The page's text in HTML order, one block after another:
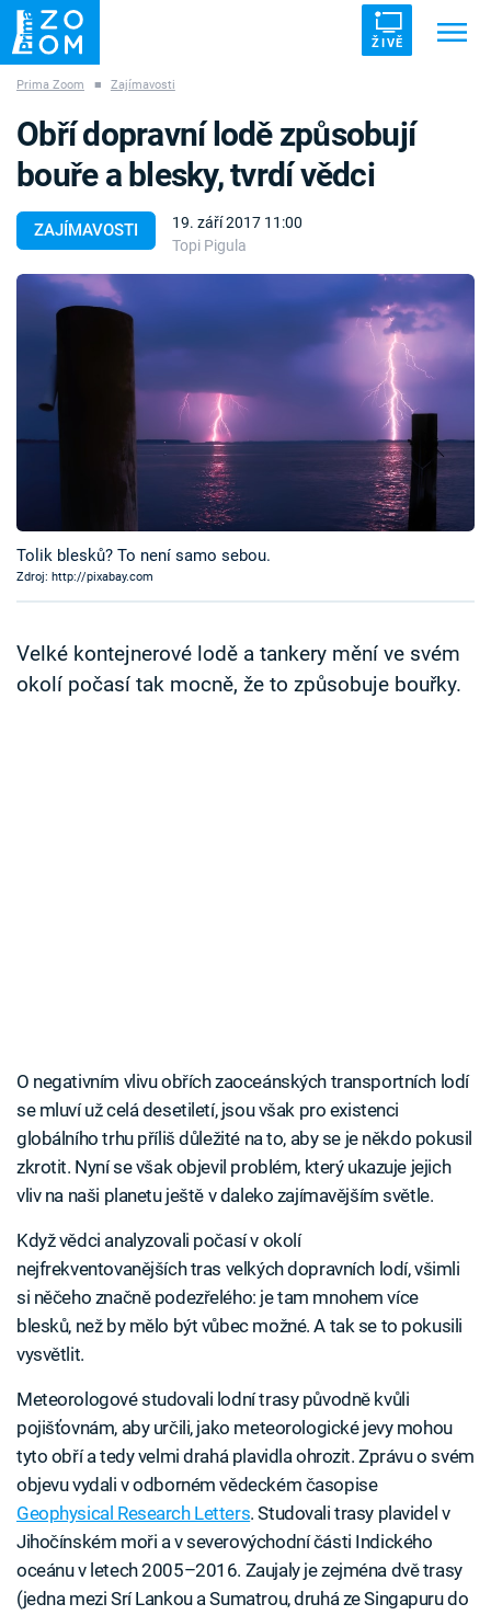
ŽIVĚ
ZÁHADY VETŘELCI DÁVNOVĚKU
Témata
Pořady
TV Program
Sledujte prima+
Prima Zoom ■ Zajímavosti
ZAJÍMAVOSTI
19. září 2017 11:00
Topi Pigula
Obří dopravní lodě způsobují
bouře a blesky, tvrdí vědci
Tolik blesků? To není samo sebou.
Zdroj: http://pixabay.com
Velké kontejnerové lodě a tankery mění ve svém
okolí počasí tak mocně, že to způsobuje bouřky.
O negativním vlivu obřích zaoceánských transportních lodí
se mluví už celá desetiletí, jsou však pro existenci
globálního trhu příliš důležité na to, aby se je někdo pokusil
zkrotit. Nyní se však objevil problém, který ukazuje jejich
vliv na naši planetu ještě v daleko zajímavějším světle.
Když vědci analyzovali počasí v okolí
nejfrekventovanějších tras velkých dopravních lodí, všimli
si něčeho značně podezřelého: je tam mnohem více
blesků, než by mělo být vůbec možné. A tak se to pokusili
vysvětlit.
Meteorologové studovali lodní trasy původně kvůli
pojišťovnám, aby určili, jako meteorologické jevy mohou
tyto obří a tedy velmi drahá plavidla ohrozit. Zprávu o svém
objevu vydali v odborném vědeckém časopise
Geophysical Research Letters. Studovali trasy plavidel v
Jihočínském moři a v severovýchodní části Indického
oceánu v letech 2005–2016. Zaujaly je zejména dvě trasy
(jedna mezi Srí Lankou a Sumatrou, druhá ze Singapuru do